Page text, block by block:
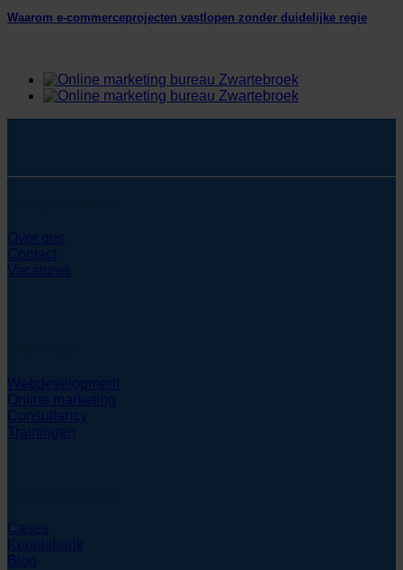
Waarom e-commerceprojecten vastlopen zonder duidelijke regie
Over ons
Contact
Vacatures
Webdevelopment
Online marketing
Consultancy
Trainingen
Cases
Kennisbank
Blog